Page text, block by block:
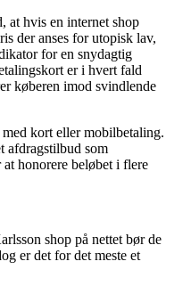
at hvis en internet shop
der anses for utopisk lav,
for en snydagtig
er i hvert fald
køberen imod svindlende
kort eller mobilbetaling.
afdragstilbud som
honorere beløbet i flere
shop på nettet bør de
er det for det meste et